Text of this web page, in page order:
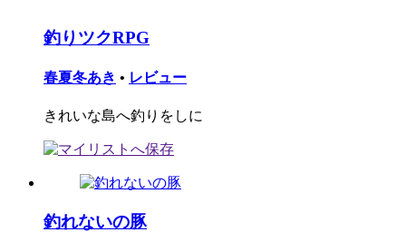
釣りツクRPG
春夏冬あき • レビュー
きれいな島へ釣りをしに
釣れないの豚